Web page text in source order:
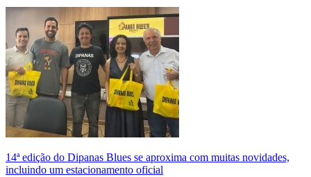
14ª edição do Dipanas Blues se aproxima com muitas novidades,
incluindo um estacionamento oficial